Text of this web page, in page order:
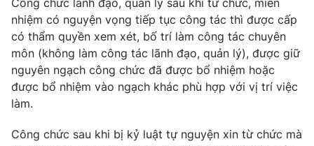
Công chức lãnh đạo, quản lý sau khi từ chức, miễn
nhiệm có nguyện vọng tiếp tục công tác thì được cấp
có thẩm quyền xem xét, bố trí làm công tác chuyên
môn (không làm công tác lãnh đạo, quản lý), được giữ
nguyên ngạch công chức đã được bổ nhiệm hoặc
được bổ nhiệm vào ngạch khác phù hợp với vị trí việc
làm.
Công chức sau khi bị kỷ luật tự nguyện xin từ chức mà